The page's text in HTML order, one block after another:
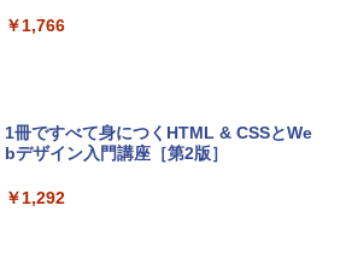
e Intelligenceのために設計、Liquid Ret
￥113,748
tomtoc 360°保護 15.6 16インチ パソコ
インゲームコード】 ロブロックス | オン
Robloxギフトカード - 1000 Robux 【限
インゲームコード】 ロブロックス |オン
￥1,766
1冊ですべて身につくHTML & CSSとWe
bデザイン入門講座［第2版］
￥1,292